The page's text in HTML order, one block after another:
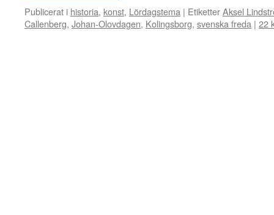
Publicerat i historia, konst, Lördagstema | EtiketterAksel
Callenberg, Johan-Olovdagen, Kolingsborg, svenska freda | 22